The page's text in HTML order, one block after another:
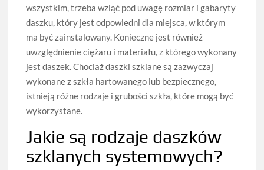
wszystkim, trzeba wziąć pod uwagę rozmiar i gabaryty
daszku, który jest odpowiedni dla miejsca, w którym
ma być zainstalowany. Konieczne jest również
uwzględnienie ciężaru i materiału, z którego wykonany
jest daszek. Chociaż daszki szklane są zazwyczaj
wykonane z szkła hartowanego lub bezpiecznego,
istnieją różne rodzaje i grubości szkła, które mogą być
wykorzystane.
Jakie są rodzaje daszków
szklanych systemowych?